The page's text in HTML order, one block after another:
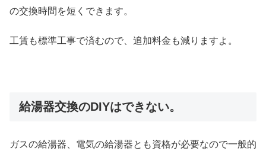
の交換時間を短くできます。
工賃も標準工事で済むので、追加料金も減りますよ。
給湯器交換のDIYはできない。
ガスの給湯器、電気の給湯器とも資格が必要なので一般的